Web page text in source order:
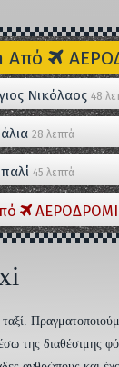
Από
Νικόλαος 48
28 λεπτά
45 λεπτά
ταξί.
της διαθέσιμης